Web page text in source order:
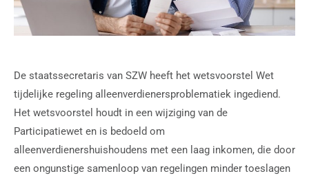
De staatssecretaris van SZW heeft het wetsvoorstel Wet
tijdelijke regeling alleenverdienersproblematiek ingediend.
Het wetsvoorstel houdt in een wijziging van de
Participatiewet en is bedoeld om
alleenverdienershuishoudens met een laag inkomen, die door
een ongunstige samenloop van regelingen minder toeslagen